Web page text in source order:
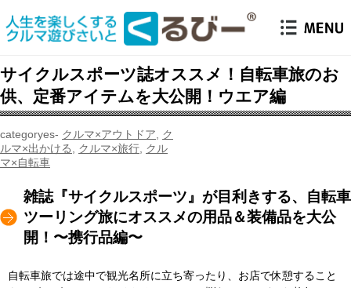
サイクルスポーツ誌オススメ！自転車旅のお
供、定番アイテムを大公開！ウエア編
クルマ×アウトドア
ク
ルマ×出かける
クルマ×旅行 クル
マ×自転車
雑誌『サイクルスポーツ』が目利きする、自転車
ツーリング旅にオススメの用品＆装備品を大公
開！〜携行品編〜
自転車旅では途中で観光名所に立ち寄ったり、お店で休憩すること